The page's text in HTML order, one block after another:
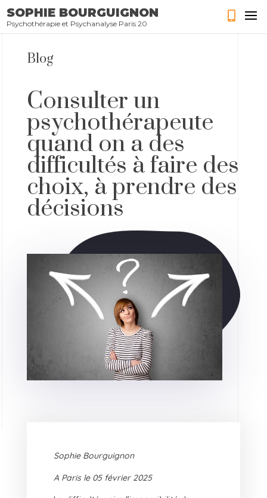
SOPHIE BOURGUIGNON
Psychothérapie et Psychanalyse Paris 20
Blog
Consulter un
psychothérapeute
quand on a des
difficultés à faire des
choix, à prendre des
décisions
Sophie Bourguignon
A Paris le 05 février 2025